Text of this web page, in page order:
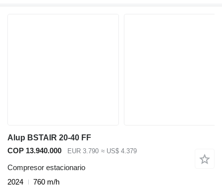
Alup BSTAIR 20-40 FF
COP 13.940.000
EUR 3.790 ≈ US$ 4.379
Compresor estacionario
2024
760 m/h